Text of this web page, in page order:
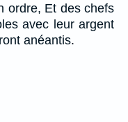
ordre, Et des chefs
avec leur argent
anéantis.